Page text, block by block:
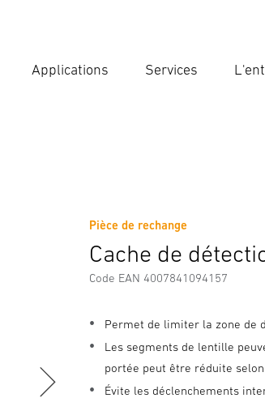
Applications Services
Pièce de rechange
Cache de
Code EAN 4007841094157
Permet de limiter la zone de
Les segments de lentille
portée peut être réduite
Évite les déclenchements